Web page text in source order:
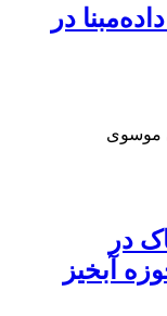
در
موسوی
در
آبخیز